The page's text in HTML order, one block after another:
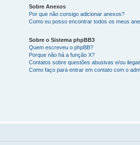
Sobre Anexos
Por que não consigo adicionar anexos?
Como eu posso encontrar todos os meus
Sobre o Sistema phpBB3
Quem escreveu o phpBB?
Porque não há a função X?
Contatos sobre questões abusivas e/ou
Como faço para entrar em contato com o